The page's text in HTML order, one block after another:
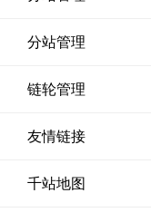
分站管理
链轮管理
友情链接
千站地图